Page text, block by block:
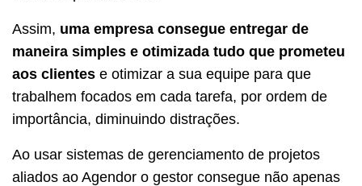
Assim, uma empresa consegue entregar de
maneira simples e otimizada tudo que prometeu
aos clientes e otimizar a sua equipe para que
trabalhem focados em cada tarefa, por ordem de
importância, diminuindo distrações.
Ao usar sistemas de gerenciamento de projetos
aliados ao Agendor o gestor consegue não apenas